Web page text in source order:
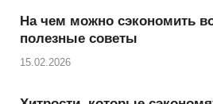
На чем можно сэкономить
полезные советы
15.02.2026